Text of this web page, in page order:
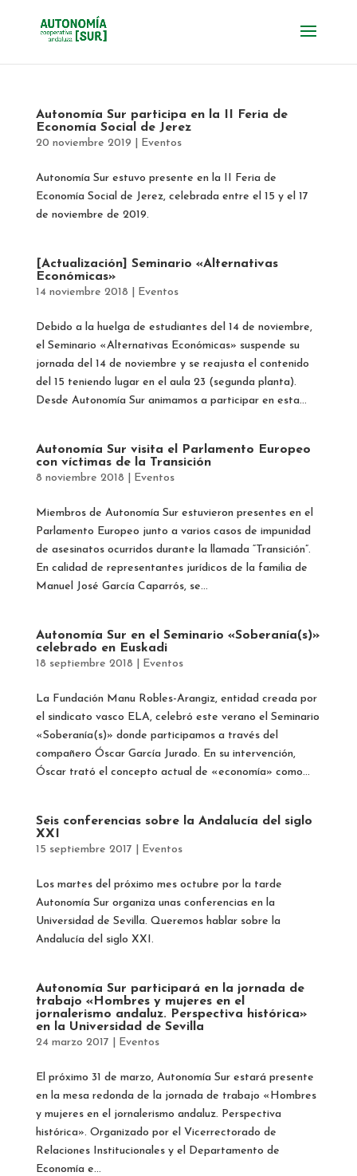
Autonomía Sur participa en la II Feria de
Economía Social de Jerez
20 noviembre 2019 Eventos
Autonomía Sur estuvo presente en la II Feria de
Economía Social de Jerez, celebrada entre el 15 y el 17
de noviembre de 2019.
[Actualización] Seminario «Alternativas
Económicas»
14 noviembre 2018 Eventos
Debido a la huelga de estudiantes del 14 de noviembre,
el Seminario «Alternativas Económicas» suspende su
jornada del 14 de noviembre y se reajusta el contenido
del 15 teniendo lugar en el aula 23 (segunda planta).
Desde Autonomía Sur animamos a participar en esta...
Autonomía Sur visita el Parlamento Europeo
con víctimas de la Transición
8 noviembre 2018 Eventos
Miembros de Autonomía Sur estuvieron presentes en el
Parlamento Europeo junto a varios casos de impunidad
de asesinatos ocurridos durante la llamada “Transición”.
En calidad de representantes jurídicos de la familia de
Manuel José García Caparrós, se...
Autonomía Sur en el Seminario «Soberanía(s)»
celebrado en Euskadi
18 septiembre 2018 Eventos
La Fundación Manu Robles-Arangiz, entidad creada por
el sindicato vasco ELA, celebró este verano el Seminario
«Soberanía(s)» donde participamos a través del
compañero Óscar García Jurado. En su intervención,
Óscar trató el concepto actual de «economía» como...
Seis conferencias sobre la Andalucía del siglo
XXI
15 septiembre 2017 Eventos
Los martes del próximo mes octubre por la tarde
Autonomía Sur organiza unas conferencias en la
Universidad de Sevilla. Queremos hablar sobre la
Andalucía del siglo XXI.
Autonomía Sur participará en la jornada de
trabajo «Hombres y mujeres en el
jornalerismo andaluz. Perspectiva histórica»
en la Universidad de Sevilla
24 marzo 2017 Eventos
El próximo 31 de marzo, Autonomía Sur estará presente
en la mesa redonda de la jornada de trabajo «Hombres
y mujeres en el jornalerismo andaluz. Perspectiva
histórica». Organizado por el Vicerrectorado de
Relaciones Institucionales y el Departamento de
Economía e...